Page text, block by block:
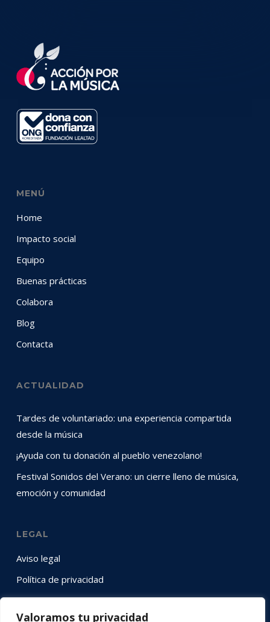
Valoramos tu privacidad
MENÚ
Home
Impacto social
Equipo
Buenas prácticas
Colabora
Blog
Contacta
ACTUALIDAD
Tardes de voluntariado: una experiencia compartida
desde la música
¡Ayuda con tu donación al pueblo venezolano!
Festival Sonidos del Verano: un cierre lleno de música,
emoción y comunidad
LEGAL
Aviso legal
Política de privacidad
Política de cookies